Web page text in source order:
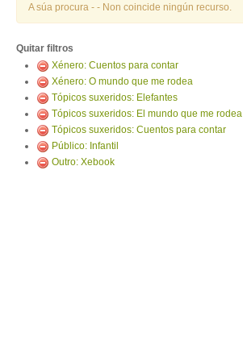
A súa procura - - Non coincide ningún recurso.
Quitar filtros
Xénero: Cuentos para contar
Xénero: O mundo que me rodea
Tópicos suxeridos: Elefantes
Tópicos suxeridos: El mundo que me rodea
Tópicos suxeridos: Cuentos para contar
Público: Infantil
Outro: Xebook